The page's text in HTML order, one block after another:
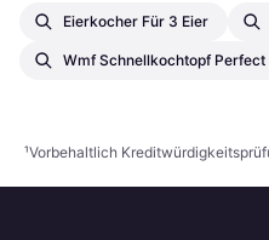
Eierkocher Für 3 Eier
Wmf Schnellkochtopf Perfect
¹Vorbehaltlich